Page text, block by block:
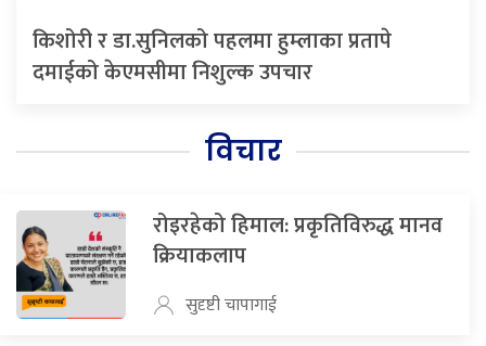
किशोरी र डा.सुनिलको पहलमा हुम्लाका प्रतापे
दमाईको केएमसीमा निशुल्क उपचार
विचार
रोइरहेको हिमाल: प्रकृतिविरुद्ध मानव
क्रियाकलाप
सुदृष्टी चापागाई